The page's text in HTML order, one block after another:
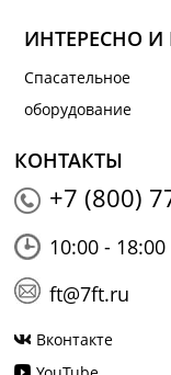
ИНТЕРЕСНО И
Спасательное
оборудование
КОНТАКТЫ
+7 (800)
10:00 -
ft@7ft.ru
Вконтакте